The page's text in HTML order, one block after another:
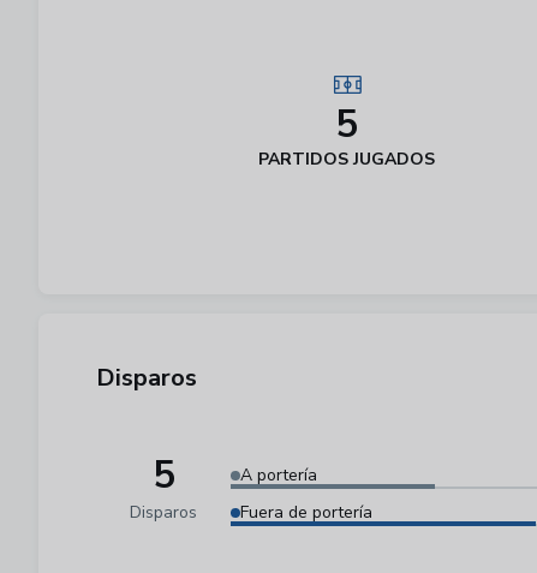
5
PARTIDOS JUGADOS
Disparos
5
Disparos
A portería
Fuera de portería